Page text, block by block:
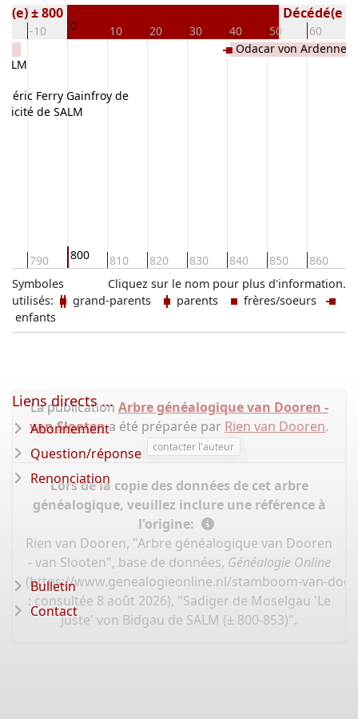
-10 0 10 20 30 40 50 60
± 800 Décédé(e /
790 800 810 820 830 840 850 860
Ferry Gainfroy de
de SALM
Odacar von
Cliquez sur le nom pour plus d'information.
Symboles
utilisés:
grand-parents parents
frères/soeurs
enfants
La publication Arbre généalogique van Dooren -
van Slootena été préparée par Rien van Dooren.
contacter l'auteur
Lors de la copie des données de cet arbre
généalogique, veuillez inclure une référence à
l'origine:
Rien van Dooren, "Arbre généalogique van Dooren
- van Slooten", base de données, Généalogie Online
(https://www.genealogieonline.nl/stamboom-van-
: consultée 8 août 2026), "Sadiger de Moselgau 'Le
Juste' von Bidgau de SALM (± 800-853)".
Liens directs ...
Abonnement
Question/réponse
Renonciation
Bulletin
Contact